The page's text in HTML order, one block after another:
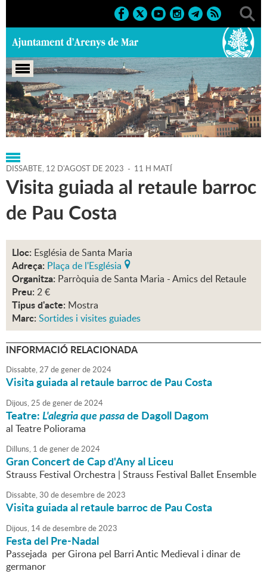
Portada > Regidories > Cultura > Agenda > 12-08-2023
DISSABTE, 12 D'AGOST DE 2023 - 11 H MATÍ
Visita guiada al retaule barroc
de Pau Costa
Lloc: Església de Santa Maria
Adreça: Plaça de l'Església
Organitza: Parròquia de Santa Maria - Amics del Retaule
Preu: 2 €
Tipus d'acte: Mostra
Marc: Sortides i visites guiades
INFORMACIÓ RELACIONADA
Dissabte,27 degenerde2024
Visita guiada al retaule barroc de Pau Costa
Dijous,25 degenerde2024
Teatre:L'alegria que passade Dagoll Dagom
al Teatre Poliorama
Dilluns, 1 degenerde2024
Gran Concert de Cap d'Any al Liceu
Strauss Festival Orchestra | Strauss Festival Ballet Ensemble
Dissabte,30 dedesembrede2023
Visita guiada al retaule barroc de Pau Costa
Dijous, 14dedesembrede2023
Festa del Pre-Nadal
Passejada per Girona pel Barri Antic Medieval i dinar de
germanor